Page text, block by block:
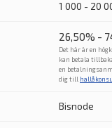
1 000 - 20
26,50% -
Det här är en
kan betala
en
dig till
Bisnode